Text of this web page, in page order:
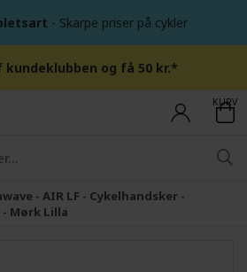
- Skarpe priser på cykler
kundeklubben og få 50 kr.*
KURV
- AIR LF - Cykelhandsker -
- Mørk Lilla